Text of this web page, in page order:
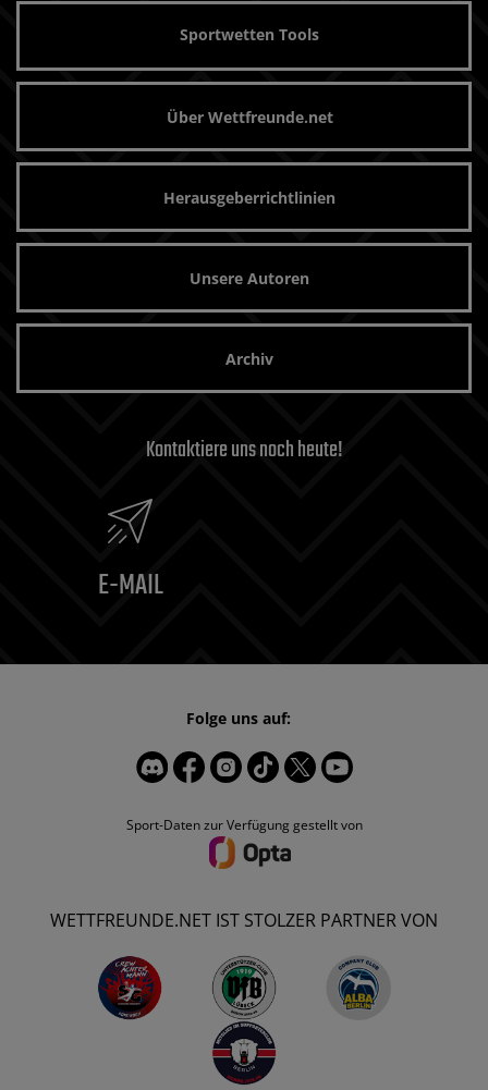
Sportwetten Tools
Über Wettfreunde.net
Herausgeberrichtlinien
Unsere Autoren
Archiv
Kontaktiere uns noch heute!
E-MAIL
Sport-Daten zur Verfügung gestellt von
Folge uns auf:
WETTFREUNDE.NET IST STOLZER PARTNER VON